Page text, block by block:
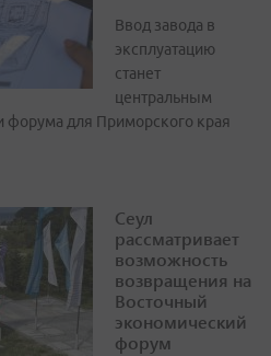
Ввод завода в
эксплуатацию
станет
центральным
форума для Приморского края
Сеул
рассматривает
возможность
возвращения на
Восточный
экономический
форум